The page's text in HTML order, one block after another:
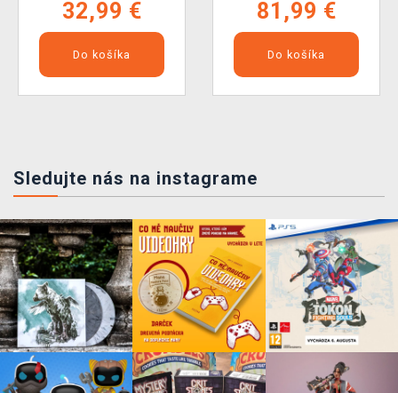
32,99 €
Do košíka
81,99 €
Do košíka
Sledujte nás na instagrame